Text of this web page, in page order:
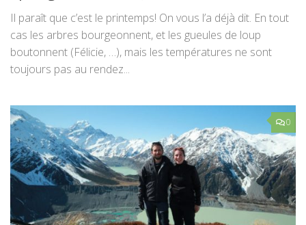
Il paraît que c’est le printemps! On vous l’a déjà dit. En tout
cas les arbres bourgeonnent, et les gueules de loup
boutonnent (Félicie, …), mais les températures ne sont
toujours pas au rendez...
0